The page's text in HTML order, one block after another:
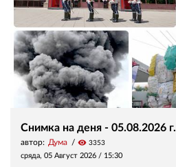
Снимка на деня - 05.08.2026 г.
автор: Дума visibility 3353
сряда, 05 Август 2026 / 15:30